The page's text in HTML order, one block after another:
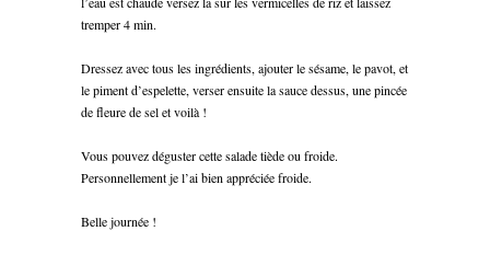
tremper 4 min.
Dressez avec tous les ingrédients, ajouter le sésame, le pavot, et
le piment d’espelette, verser ensuite la sauce dessus, une pincée
de fleure de sel et voilà !
Vous pouvez déguster cette salade tiède ou froide.
Personnellement je l’ai bien appréciée froide.
Belle journée !